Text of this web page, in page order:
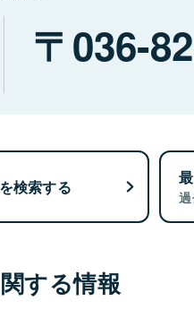
036-
検索する
する情報